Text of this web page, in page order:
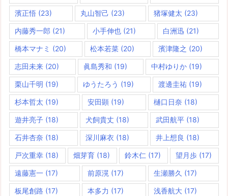
濱正悟 (23) 丸山智己 (23) 猪塚健太 (23)
内藤秀一郎 (21) 小手伸也(21) 白洲迅 (21)
橋本マナミ (20) 松本若菜 (20) 濱津隆之 (20)
志田未来 (20) 眞島秀和 (19) 中村ゆりか (19)
栗山千明 (19) ゆうたろう (19) 渡邊圭祐 (19)
杉本哲太 (19) 安田顕 (19) 樋口日奈 (18)
遊井亮子 (18) 犬飼貴丈 (18) 武田航平 (18)
石井杏奈 (18) 深川麻衣 (18) 井上想良 (18)
戸次重幸 (18) 畑芽育 (18) 鈴木仁 (17) 望月歩 (17)
遠藤憲一 (17) 前原滉 (17) 生瀬勝久 (17)
板尾創路 (17) 本多力 (17) 浅香航大(17)